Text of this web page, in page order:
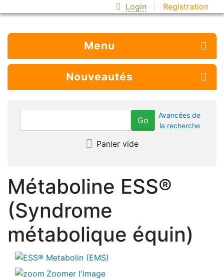
Login Registration
Menu
Nouveautés
Avancées de
la recherche
Panier vide
Métaboline ESS®
(Syndrome
métabolique équin)
Zoomer l'image